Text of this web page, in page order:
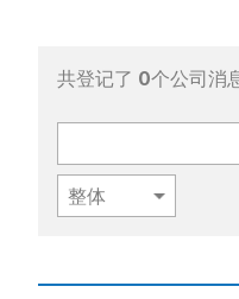
共登记了 0个公司消